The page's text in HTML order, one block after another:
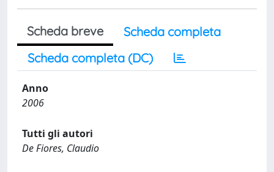
Scheda breve
Scheda completa
Scheda completa (DC)
Anno
2006
Tutti gli autori
De Fiores, Claudio